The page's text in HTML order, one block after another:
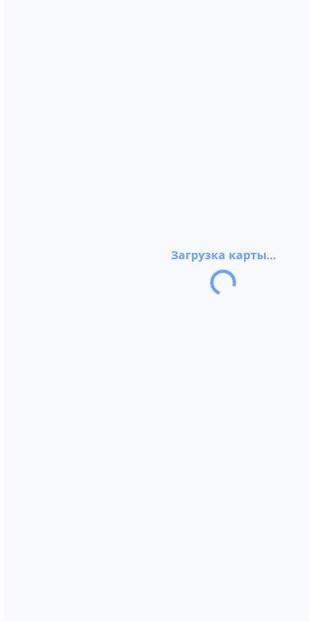
Загрузка карты...